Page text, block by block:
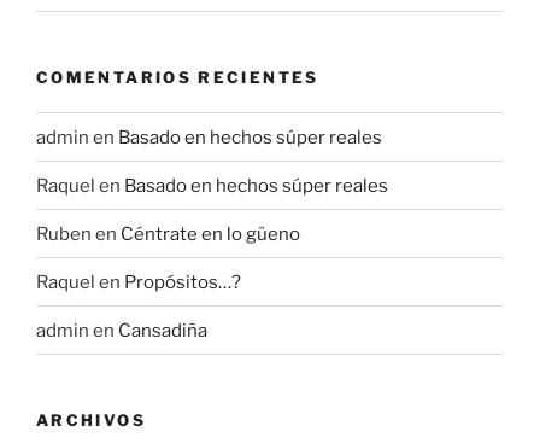
COMENTARIOS RECIENTES
admin en Basado en hechos súper reales
Raquel en Basado en hechos súper reales
Ruben en Céntrate en lo güeno
Raquel en Propósitos…?
admin en Cansadiña
ARCHIVOS